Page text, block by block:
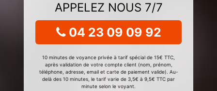
APPELEZ NOUS 7/7
04 23 09 09 92
10 minutes de voyance privée à tarif spécial de 15€ TTC,
après validation de votre compte client (nom, prénom,
téléphone, adresse, email et carte de paiement valide). Au-
delà des 10 minutes, le tarif varie de 3,5€ à 9,5€ TTC par
minute selon le voyant.